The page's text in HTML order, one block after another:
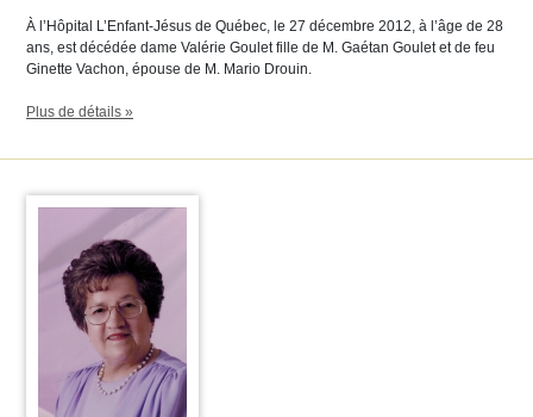
À l’Hôpital L’Enfant-Jésus de Québec, le 27 décembre 2012, à l’âge de 28
ans, est décédée dame Valérie Goulet fille de M. Gaétan Goulet et de feu
Ginette Vachon, épouse de M. Mario Drouin.
Plus de détails »